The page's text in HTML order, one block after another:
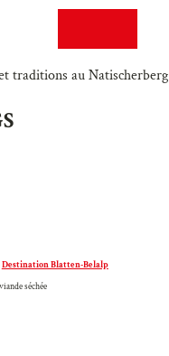
traditions au Natischerberg
Destination Blatten-Belalp
séchée